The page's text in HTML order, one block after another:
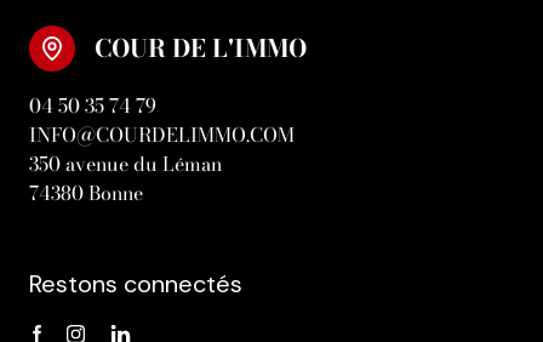
COUR DE L'IMMO
04 50 35 74 79
INFO@COURDELIMMO.COM
350 avenue du Léman
74380 Bonne
Restons connectés